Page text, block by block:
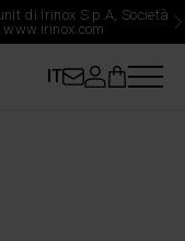
di Irinox S.p.A, Società
www.irinox.com
IT